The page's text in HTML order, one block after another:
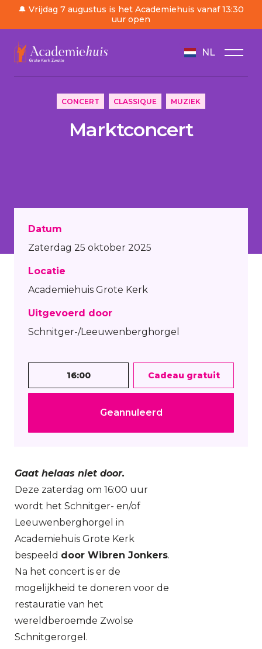
🔔 Vrijdag 7 augustus is het Academiehuis vanaf 13:30
uur open
NL
/ Ordre du jour
CONCERT CLASSIQUE MUZIEK
Marktconcert
Datum
Zaterdag 25 oktober 2025
Locatie
Academiehuis Grote Kerk
Uitgevoerd door
Schnitger-/Leeuwenberghorgel
16:00 Cadeau gratuit
Geannuleerd
Gaat helaas niet door.
Deze zaterdag om 16:00 uur
wordt het Schnitger- en/of
Leeuwenberghorgel in
Academiehuis Grote Kerk
bespeeld door Wibren Jonkers.
Na het concert is er de
mogelijkheid te doneren voor de
restauratie van het
wereldberoemde Zwolse
Schnitgerorgel.